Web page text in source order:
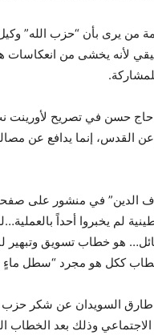
من يرى بأن “حزب الله”
لأنه يخشى من انعكاسات
حسن في تصريح لأورينت
القدس، إنما يدافع عن
الدين” في منشور على
لم يخبروا أحداً
هو خطاب تسويق وتبهير
ككل هو مجرد “سطل ماءٍ
طارق السويدان عن شكر
وذلك بعد الخطاب